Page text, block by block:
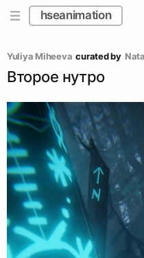
hseanimation
Yuliya Miheeva curated by
Второе нутро